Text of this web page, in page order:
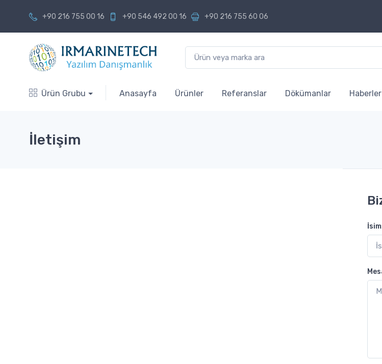
+90 216 755 00 16 +90 546 492 00 16 +90 216 755 60 06
Ürün Grubu Anasayfa Ürünler Referanslar Dökümanlar Haberler
İletişim